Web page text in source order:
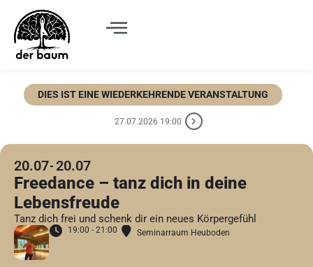
DIES IST EINE WIEDERKEHRENDE VERANSTALTUNG
27.07.2026 19:00
20.07 20.07
Freedance – tanz dich in deine
Lebensfreude
Tanz dich frei und schenk dir ein neues Körpergefühl
19:00 - 21:00 Seminarraum Heuboden